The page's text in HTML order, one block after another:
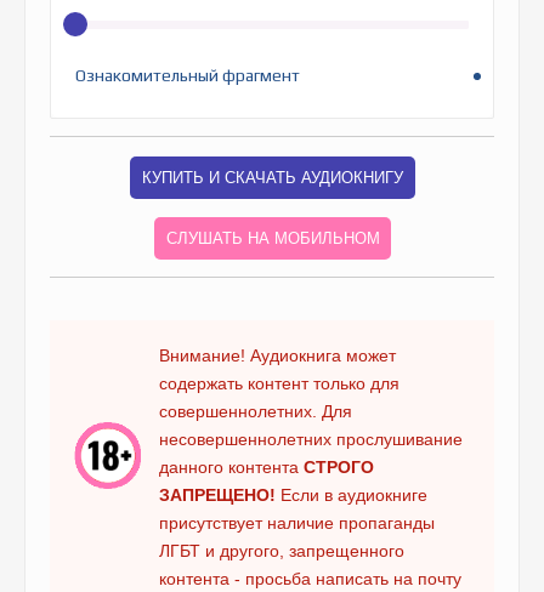
Ознакомительный фрагмент
КУПИТЬ И СКАЧАТЬ АУДИОКНИГУ
СЛУШАТЬ НА МОБИЛЬНОМ
Внимание! Аудиокнига может
содержать контент только для
совершеннолетних. Для
несовершеннолетних прослушивание
данного контента СТРОГО
ЗАПРЕЩЕНО! Если в аудиокниге
присутствует наличие пропаганды
ЛГБТ и другого, запрещенного
контента - просьба написать на почту